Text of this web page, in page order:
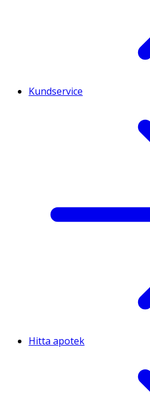
Kundservice
Hitta apotek